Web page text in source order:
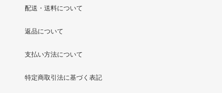
配送・送料について
返品について
支払い方法について
特定商取引法に基づく表記